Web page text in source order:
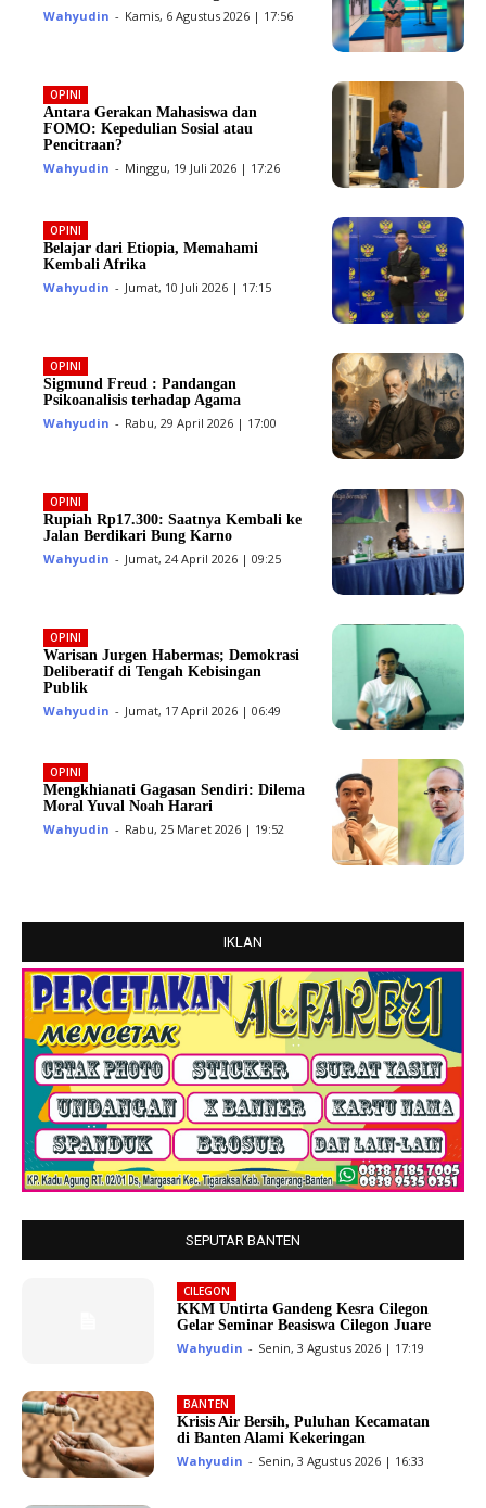
Wahyudin - Kamis, 6 Agustus 2026 | 17:56
OPINI
Antara Gerakan Mahasiswa dan
FOMO: Kepedulian Sosial atau
Pencitraan?
Wahyudin - Minggu, 19 Juli 2026 | 17:26
OPINI
Belajar dari Etiopia, Memahami
Kembali Afrika
Wahyudin - Jumat, 10 Juli 2026 | 17:15
OPINI
Sigmund Freud : Pandangan
Psikoanalisis terhadap Agama
Wahyudin - Rabu, 29 April 2026 | 17:00
OPINI
Rupiah Rp17.300: Saatnya Kembali ke
Jalan Berdikari Bung Karno
Wahyudin - Jumat, 24 April 2026 | 09:25
OPINI
Warisan Jurgen Habermas; Demokrasi
Deliberatif di Tengah Kebisingan
Publik
Wahyudin - Jumat, 17 April 2026 | 06:49
OPINI
Mengkhianati Gagasan Sendiri: Dilema
Moral Yuval Noah Harari
Wahyudin - Rabu, 25 Maret 2026 | 19:52
IKLAN
SEPUTAR BANTEN
CILEGON
KKM Untirta Gandeng Kesra Cilegon
Gelar Seminar Beasiswa Cilegon Juare
Wahyudin - Senin, 3 Agustus 2026 | 17:19
BANTEN
Krisis Air Bersih, Puluhan Kecamatan
di Banten Alami Kekeringan
Wahyudin - Senin, 3 Agustus 2026 | 16:33